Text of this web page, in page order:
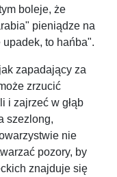
boleje, że
pieniądze na
upadek, to hańba".
zapadający za
zrzucić
i zajrzeć w głąb
szezlong,
nie
pozory, by
znajduje się